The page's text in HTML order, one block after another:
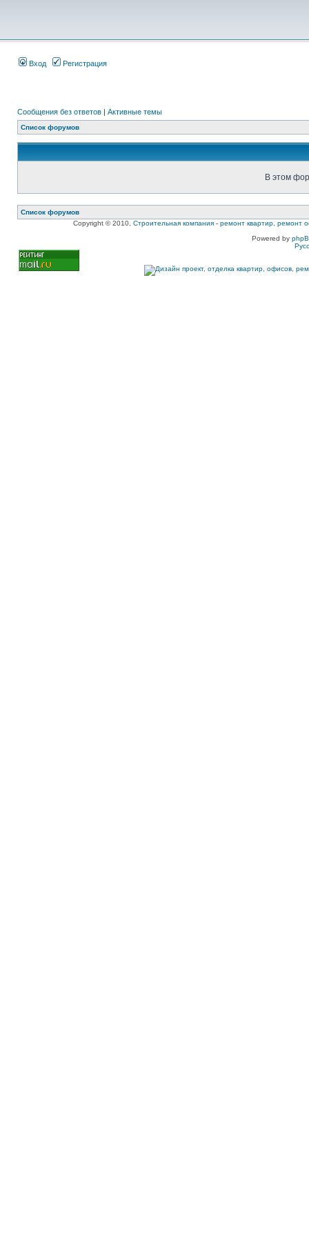
Вход Регистрация
Сообщения без ответов | Активные темы
Список форумов
В этом
Список форумов
Copyright © 2010, Строительная компания - ремонт квартир, ремонт
Powered by